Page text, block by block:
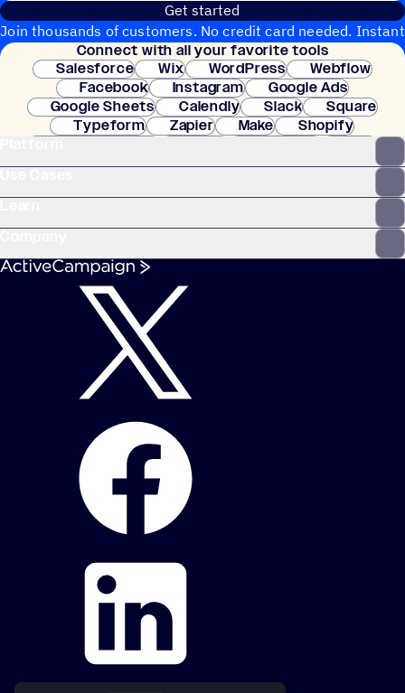
Get started
Join thousands of customers. No credit card needed. Instant
setup.
Connect with all your favorite tools
Salesforce
Wix WordPress
Webflow
Facebook
Instagram
Google Ads
Google Sheets
Calendly Slack
Square
Typeform
Zapier Make
Shopify
Clay